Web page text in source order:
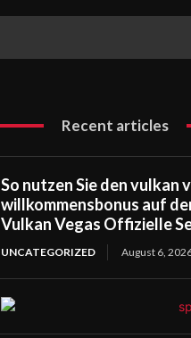
Recent articles
So nutzen Sie den vulkan
willkommensbonus auf
Vulkan Vegas Offizielle
UNCATEGORIZED August 6,